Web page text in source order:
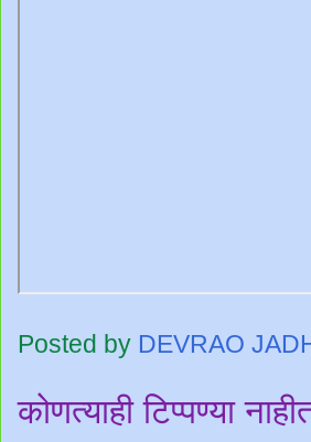
Posted by DEVRAO
कोणत्याही टिप्पण्‍या